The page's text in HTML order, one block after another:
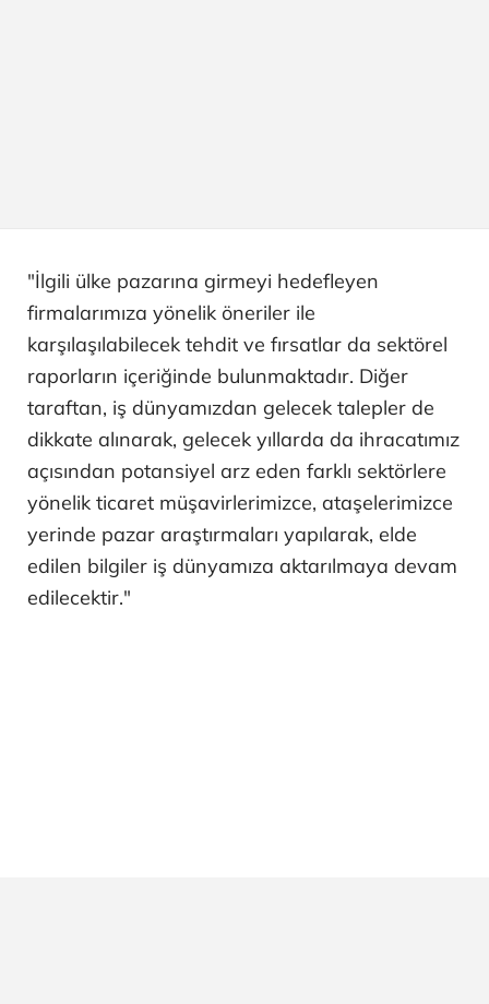
"İlgili ülke pazarına girmeyi hedefleyen
firmalarımıza yönelik öneriler ile
karşılaşılabilecek tehdit ve fırsatlar da sektörel
raporların içeriğinde bulunmaktadır. Diğer
taraftan, iş dünyamızdan gelecek talepler de
dikkate alınarak, gelecek yıllarda da ihracatımız
açısından potansiyel arz eden farklı sektörlere
yönelik ticaret müşavirlerimizce, ataşelerimizce
yerinde pazar araştırmaları yapılarak, elde
edilen bilgiler iş dünyamıza aktarılmaya devam
edilecektir."